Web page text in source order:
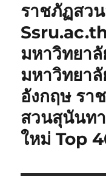
ราชภัฏสว
มหาวิทยา
มหาวิทยา
อังกฤษ รา
สวนสุนันท
ใหม่ Top